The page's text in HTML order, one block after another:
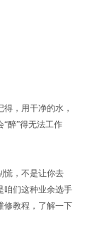
，用干净的水，
醉”得无法工作
，不是让你去
咱们这种业余选手
修教程，了解一下